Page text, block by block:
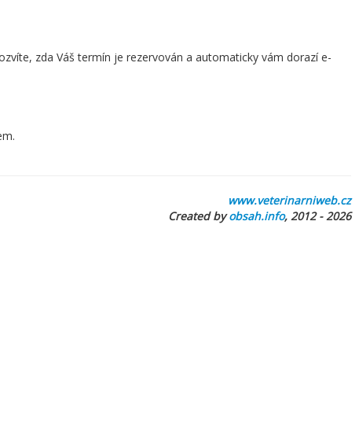
zda Váš termín je rezervován a automaticky vám dorazí e-
www.veterinarniweb.cz
Created byobsah.info, 2012 - 2026